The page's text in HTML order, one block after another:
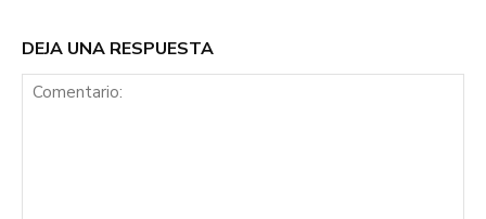
DEJA UNA RESPUESTA